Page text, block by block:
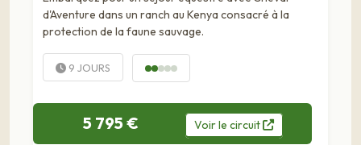
d'Aventure dans un ranch au Kenya consacré à la
protection de la faune sauvage.
9 JOURS
5 795 € Voirle circuit